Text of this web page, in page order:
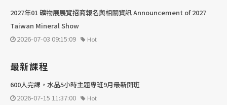
2027年01 礦物展展覽招商報名與相關資訊 Announcement of 2027
Taiwan Mineral Show
2026-07-03 09:15:09
Hot
最新課程
600人完課，水晶5小時主題專班9月最新開班
2026-07-15 11:37:00
Hot